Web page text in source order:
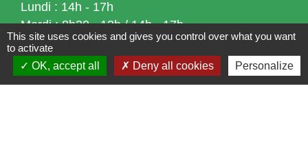
Lundi : 14h - 17h
Mardi : 8h30 - 13h / 14h - 17h
Mercredi : 8h30 - 13h
Jeudi : 8h30 - 13h
Vendredi : 8h30 - 13h / 14h - 17h
This site uses cookies and gives you control over what you want
to activate
OK, accept all
Deny all cookies Personalize